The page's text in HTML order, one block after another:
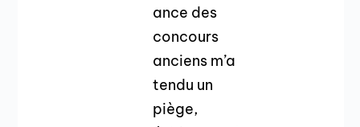
ance des
concours
anciens m’a
tendu un
piège,